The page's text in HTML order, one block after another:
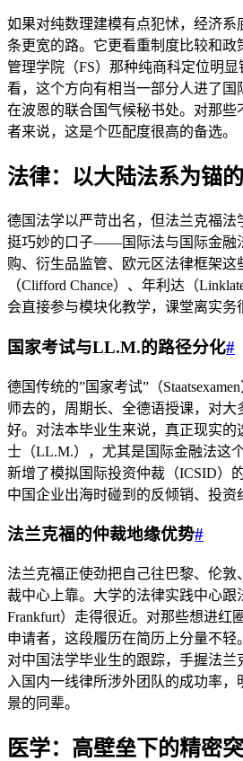
如果对纯数理建模有点犯怵，经济系
条更宽的路。它更看重制度比较和政
管理学院（FS）那种纯商科定位明
看，这个方向有相当一部分人进了国
在波恩的联合国气候秘书处。对那些
者来说，这是个匹配度很高的备选。
法律：以大陆法系为锚
德国法学以严苛出名，但法兰克福法
挺巧妙的口子——国际法与国际金融
购、衍生品监管、欧元区法律框架这
（Clifford Chance）、年利达（
会直接参与模块化教学，课堂离实务
国家考试与LL.M.的路径分化#
德国传统的”国家考试”（
师去的，周期长、全德语授课，对大
好。对法本毕业生来说，真正现实的
士（LL.M.），尤其是国际金融法这
新增了模拟国际投资仲裁（ICSID）
中国企业出海时碰到的反倾销、投资
法兰克福的仲裁地缘优势#
法兰克福正使劲把自己往巴黎、伦敦
裁中心上靠。大学的法律实践中心
Frankfurt）走得很近。对那些想进红
申请者，这段履历在简历上分量不
对中国法学毕业生的跟踪，手握法
入国内一线律所涉外团队的成功率
景的同辈。
医学：高壁垒下的精密